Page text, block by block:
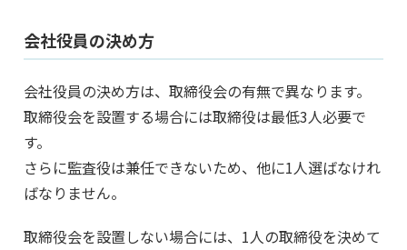
会社役員の決め方
会社役員の決め方は、取締役会の有無で異なります。
取締役会を設置する場合には取締役は最低3人必要で
す。
さらに監査役は兼任できないため、他に1人選ばなけれ
ばなりません。
取締役会を設置しない場合には、1人の取締役を決めて